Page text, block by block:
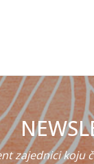
zajednici koju